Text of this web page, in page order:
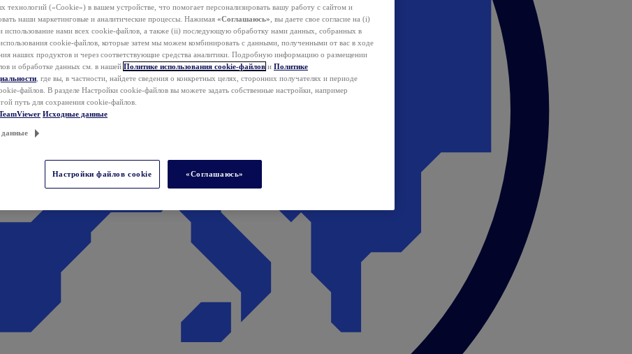
технологий («Cookie») в вашем устройстве, что помогает персонализировать вашу работу с сайтом и
наши маркетинговые и аналитические процессы. Нажимая «Соглашаюсь» , вы даете свое согласие на (i)
использование нами всех cookie-файлов, а также (ii) последующую обработку нами данных, собранных в
использования cookie-файлов, которые затем мы можем комбинировать с данными, полученными от вас в ходе
наших продуктов и через соответствующие средства аналитики. Подробную информацию о размещении
и обработке данных см. в нашей Политике использования cookie-файлов и Политике
, где вы, в частности, найдете сведения о конкретных целях, сторонних получателях и периоде
файлов. В разделе Настройки cookie-файлов вы можете задать собственные настройки, например
путь для сохранения cookie-файлов.
Исходные данные
Настройки файлов cookie «Соглашаюсь»